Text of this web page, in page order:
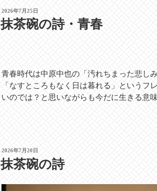
投
稿
日:
2026年7月25日
抹茶碗の詩・青春
青春時代は中原中也の「汚れちまった悲し
「なすところもなく日は暮れる」というフ
いのでは？と思いながらも今だに生きる意
投
稿
日:
2026年7月20日
抹茶碗の詩